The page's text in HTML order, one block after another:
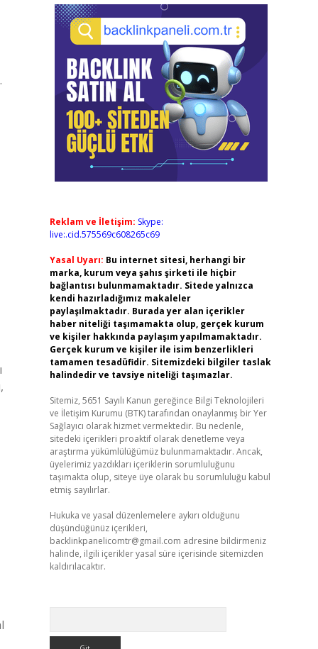
Reklam ve İletişim: Skype:
live:.cid.575569c608265c69
Yasal Uyarı: Bu internet sitesi, herhangi bir
marka, kurum veya şahıs şirketi ile hiçbir
bağlantısı bulunmamaktadır. Sitede yalnızca
kendi hazırladığımız makaleler
paylaşılmaktadır. Burada yer alan içerikler
haber niteliği taşımamakta olup, gerçek kurum
ve kişiler hakkında paylaşım yapılmamaktadır.
Gerçek kurum ve kişiler ile isim benzerlikleri
tamamen tesadüfidir. Sitemizdeki bilgiler taslak
halindedir ve tavsiye niteliği taşımazlar.
Sitemiz, 5651 Sayılı Kanun gereğince Bilgi Teknolojileri
ve İletişim Kurumu (BTK) tarafından onaylanmış bir Yer
Sağlayıcı olarak hizmet vermektedir. Bu nedenle,
sitedeki içerikleri proaktif olarak denetleme veya
araştırma yükümlülüğümüz bulunmamaktadır. Ancak,
üyelerimiz yazdıkları içeriklerin sorumluluğunu
taşımakta olup, siteye üye olarak bu sorumluluğu kabul
etmiş sayılırlar.
Hukuka ve yasal düzenlemelere aykırı olduğunu
düşündüğünüz içerikleri,
backlinkpanelicomtr@gmail.com adresine bildirmeniz
halinde, ilgili içerikler yasal süre içerisinde sitemizden
kaldırılacaktır.